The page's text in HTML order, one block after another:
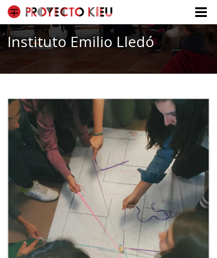
Toggle
Instituto Emilio Lledó